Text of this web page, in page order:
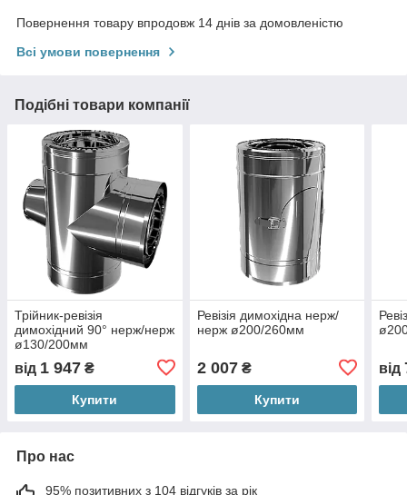
Повернення товару впродовж 14 днів за домовленістю
Всі умови повернення
Подібні товари компанії
Трійник-ревізія
димохідний 90° нерж/нерж
ø130/200мм
від 1 947 ₴
Купити
Ревізія димохідна нерж/
нерж ø200/260мм
2 007₴
Купити
від
Про нас
95% позитивних з 104 відгуків за рік